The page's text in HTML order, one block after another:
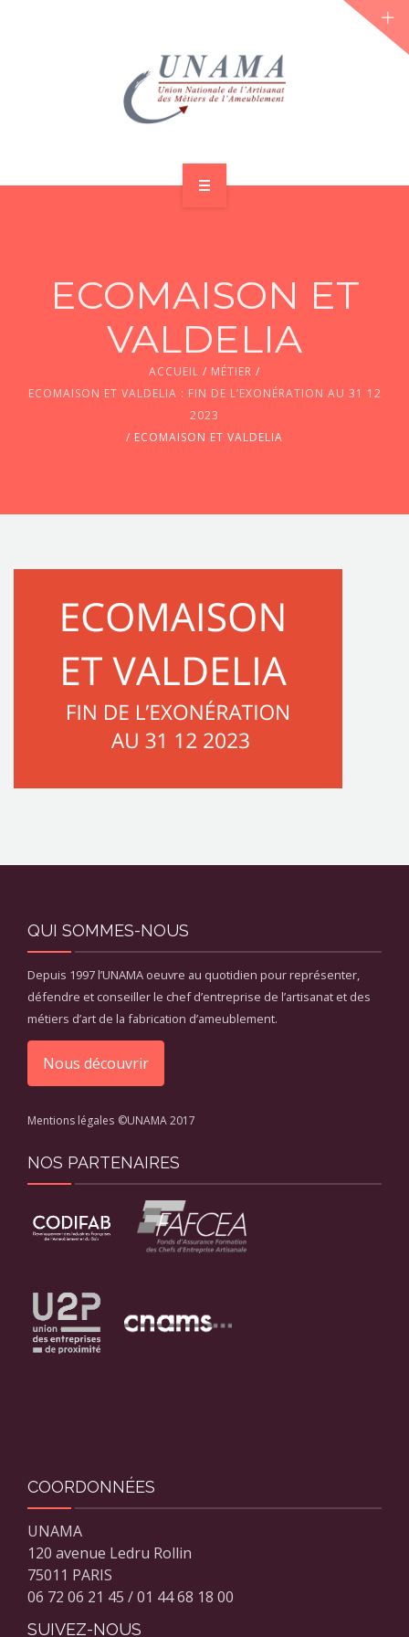
LES JOURNÉES 2026 ⌵
ACTUS & DOSSIERS
AGENDA
ECOMAISON ET
VALDELIA
ACCUEIL / MÉTIER /
ECOMAISON ET VALDELIA : FIN DE L’EXONÉRATION AU 31 12
2023
/ ECOMAISON ET VALDELIA
QUI SOMMES-NOUS
Depuis 1997 l’UNAMA oeuvre au quotidien pour représenter,
défendre et conseiller le chef d’entreprise de l’artisanat et des
métiers d’art de la fabrication d’ameublement.
Nous découvrir
Mentions légales ©UNAMA 2017
NOS PARTENAIRES
COORDONNÉES
UNAMA
120 avenue Ledru Rollin
75011 PARIS
06 72 06 21 45 / 01 44 68 18 00
SUIVEZ-NOUS